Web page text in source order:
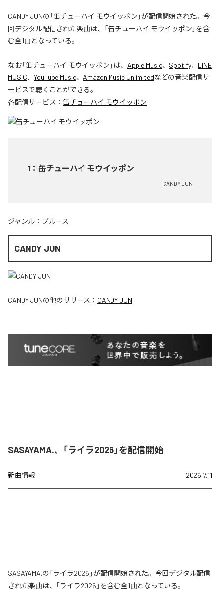
CANDY JUNの「缶チューハイ モウイッポン」が配信開始された。今
回デジタル配信された楽曲は、「缶チューハイ モウイッポン」を含
む全1曲となっている。
なお「缶チューハイ モウイッポン 」は、 Apple Music、 Spotify、 LINE
MUSIC、 YouTube Music、 Amazon Music Unlimitedなどの音楽配信サ
ービスで聴くことができる。
各配信サービス： 缶チューハイ モウイッポン
1 ： 缶チューハイ モウイッポン
CANDY JUN
ジャンル： ブルース
CANDY JUN
CANDY JUNの他のリリース： CANDY JUN
SASAYAMA.、「ライラ2026」を配信開始
新曲情報 2026.7.11
SASAYAMA.の「ライラ2026」が配信開始された。今回デジタル配信
された楽曲は、「ライラ2026」を含む全1曲となっている。